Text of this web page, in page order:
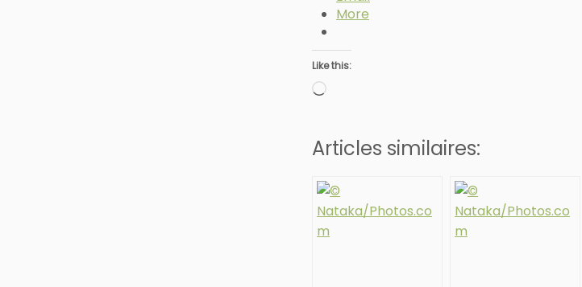
More
Like this:
Loading…
Articles similaires: